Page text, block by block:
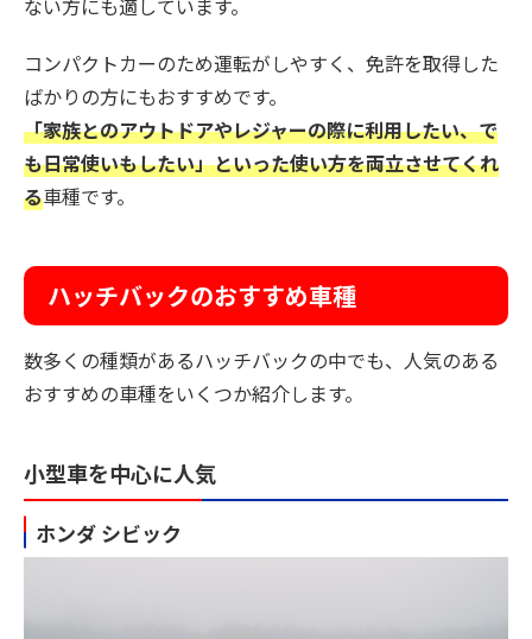
ない方にも適しています。
コンパクトカーのため運転がしやすく、免許を取得した
ばかりの方にもおすすめです。
「家族とのアウトドアやレジャーの際に利用したい、で
も日常使いもしたい」といった使い方を両立させてくれ
る車種です。
ハッチバックのおすすめ車種
数多くの種類があるハッチバックの中でも、人気のある
おすすめの車種をいくつか紹介します。
小型車を中心に人気
ホンダ シビック